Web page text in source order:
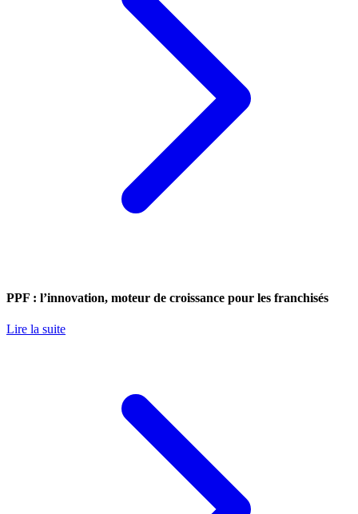
PPF : l’innovation, moteur de croissance pour les franchisés
Lire la suite